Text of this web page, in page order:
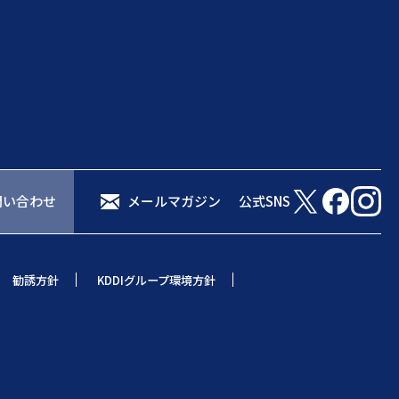
合わせ メールマガジン 公式SNS
勧誘方針 KDDIグループ環境方針